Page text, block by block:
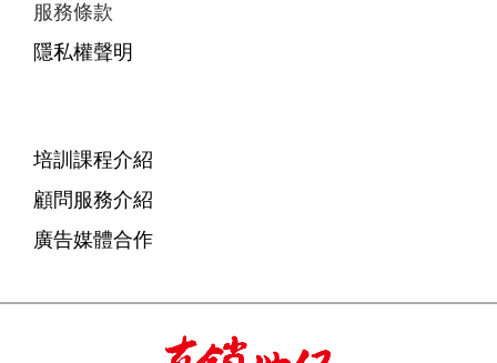
服務條款
隱私權聲明
培訓課程介紹
顧問服務介紹
廣告媒體合作